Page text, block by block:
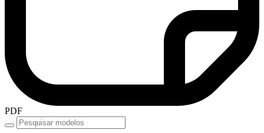
PDF